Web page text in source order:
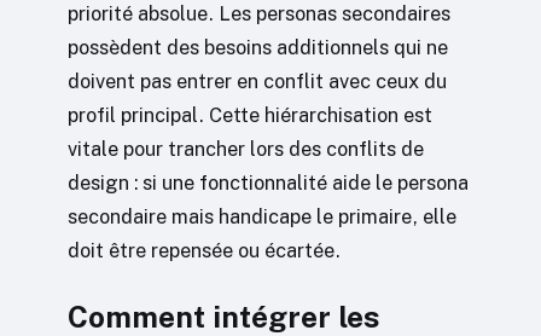
priorité absolue. Les personas secondaires
possèdent des besoins additionnels qui ne
doivent pas entrer en conflit avec ceux du
profil principal. Cette hiérarchisation est
vitale pour trancher lors des conflits de
design : si une fonctionnalité aide le persona
secondaire mais handicape le primaire, elle
doit être repensée ou écartée.
Comment intégrer les